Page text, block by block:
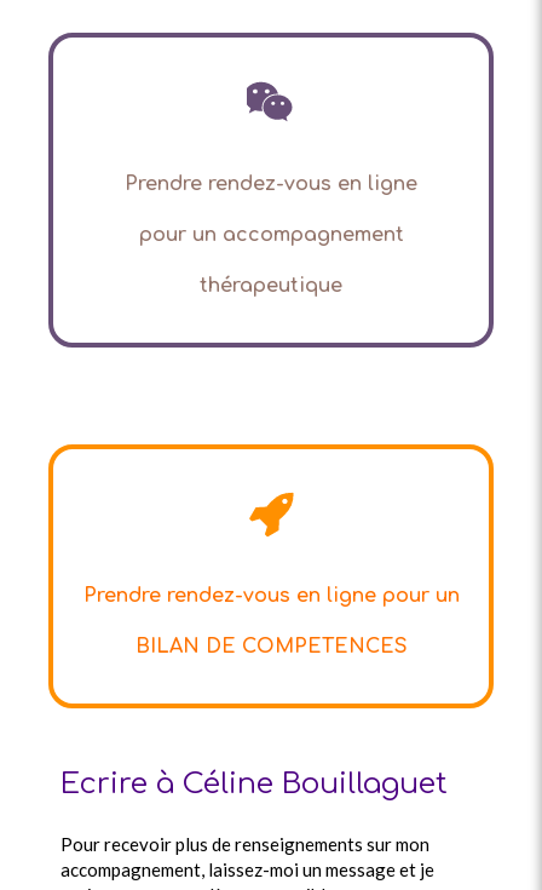
Prendre rendez-vous en ligne
pour un accompagnement
thérapeutique
Prendre rendez-vous en ligne pour un
BILAN DE COMPETENCES
Ecrire à Céline Bouillaguet
Pour recevoir plus de renseignements sur mon
accompagnement, laissez-moi un message et je